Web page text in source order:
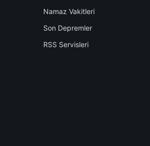
Namaz Vakitleri
Son Depremler
RSS Servisleri